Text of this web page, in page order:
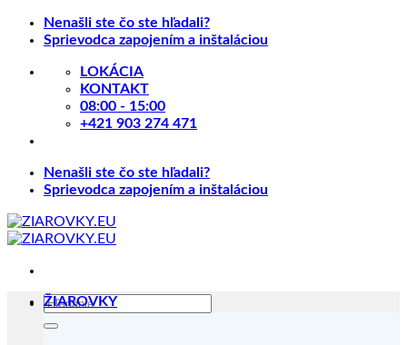
Skip
Nenašli ste čo ste hľadali?
Sprievodca zapojením a inštaláciou
LOKÁCIA
KONTAKT
08:00 - 15:00
+421 903 274 471
Nenašli ste čo ste hľadali?
Sprievodca zapojením a inštaláciou
Hľadať:
ŽIAROVKY